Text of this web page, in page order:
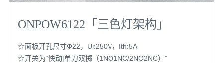
ONPOW6122「三色灯架构」
☆面板开孔尺寸Φ22，Ui:250V，Ith:5A
☆开关为“快动|单刀双掷（1NO1NC/2NO2NC）”